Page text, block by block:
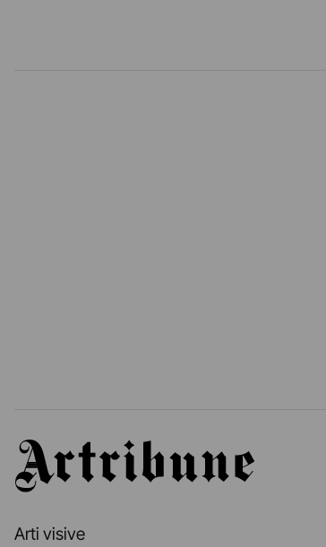
Artribune
Arti visive